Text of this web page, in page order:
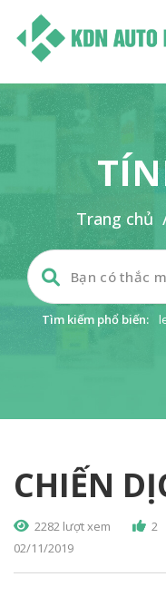
Trang chủ
Tìm kiếm phổ biến:
CHIẾN
2282 lượt xem 2
02/11/2019